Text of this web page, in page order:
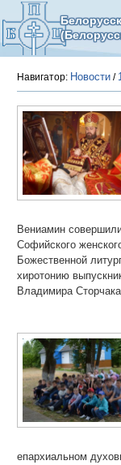
Навигатор: Новости /
Вениамин
Софийского
Божественной
хиротонию
Владимира
епархиальном